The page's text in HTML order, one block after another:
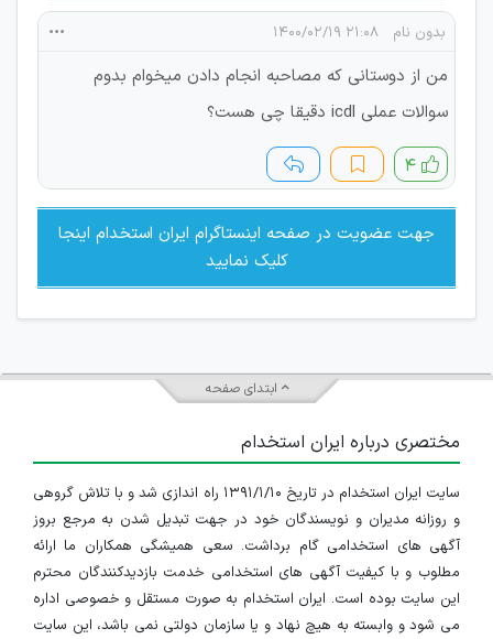
بدون نام ۲۱:۰۸ ۱۴۰۰/۰۲/۱۹
من از دوستانی که مصاحبه انجام دادن میخوام بدوم
سوالات عملی icdl دقیقا چی هست؟
۴
جهت عضویت در صفحه اینستاگرام ایران استخدام اینجا
کلیک نمایید
ابتدای صفحه
مختصری درباره ایران استخدام
سایت ایران استخدام در تاریخ ۱۳۹۱/۱/۱۰ راه اندازی شد و با تلاش گروهی
و روزانه مدیران و نویسندگان خود در جهت تبدیل شدن به مرجع بروز
آگهی های استخدامی گام برداشت. سعی همیشگی همکاران ما ارائه
مطلوب و با کیفیت آگهی های استخدامی خدمت بازدیدکنندگان محترم
این سایت بوده است. ایران استخدام به صورت مستقل و خصوصی اداره
می شود و وابسته به هیچ نهاد و یا سازمان دولتی نمی باشد، این سایت